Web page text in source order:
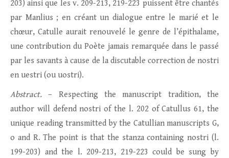
203) ainsi que les v. 209-213, 219-223 puissent être chantés
par Manlius ; en créant un dialogue entre le marié et le
chœur, Catulle aurait renouvelé le genre de l’épithalame,
une contribution du Poète jamais remarquée dans le passé
par les savants à cause de la discutable correction de nostri
en uestri (ou uostri).
Abstract. – Respecting the manuscript tradition, the
author will defend nostri of the l. 202 of Catullus 61, the
unique reading transmitted by the Catullian manuscripts G,
o and R. The point is that the stanza containing nostri (l.
199-203) and the l. 209-213, 219-223 could be sung by